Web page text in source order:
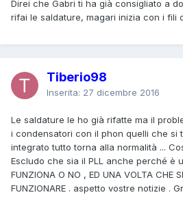
Direi che Gabri ti ha già consigliato a
rifai le saldature, magari inizia con i fili
Tiberio98
Inserita: 27 dicembre 2016
Le saldature le ho già rifatte ma il
i condensatori con il phon quelli che si
integrato tutto torna alla normalità ...
Escludo che sia il PLL anche perché è
FUNZIONA O NO , ED UNA VOLTA CHE
FUNZIONARE . aspetto vostre notizie .